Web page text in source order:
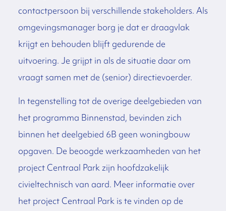
contactpersoon bij verschillende stakeholders. Als
omgevingsmanager borg je dat er draagvlak
krijgt en behouden blijft gedurende de
uitvoering. Je grijpt in als de situatie daar om
vraagt samen met de (senior) directievoerder.
In tegenstelling tot de overige deelgebieden van
het programma Binnenstad, bevinden zich
binnen het deelgebied 6B geen woningbouw
opgaven. De beoogde werkzaamheden van het
project Centraal Park zijn hoofdzakelijk
civieltechnisch van aard. Meer informatie over
het project Centraal Park is te vinden op de